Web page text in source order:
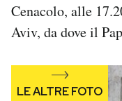
Cenacolo, alle
Aviv, da dove il